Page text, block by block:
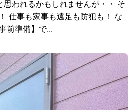
思われるかもしれませんが・・ そ
仕事も家事も遠足も防犯も！ な
前準備】で...